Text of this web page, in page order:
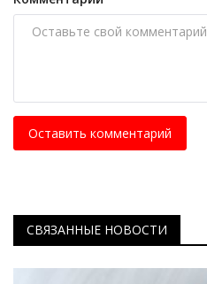
Оставить комментарий
СВЯЗАННЫЕ НОВОСТИ